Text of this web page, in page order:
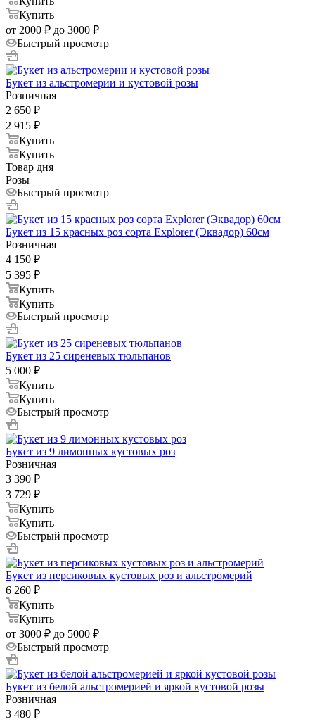
Купить
от 2000 ₽ до 3000 ₽
Быстрый просмотр
Букет из альстромерии и кустовой розы
Розничная
2 650 ₽
2 915 ₽
Купить
Купить
Товар дня
Розы
Быстрый просмотр
Букет из 15 красных роз сорта Explorer (Эквадор) 60см
Розничная
4 150 ₽
5 395 ₽
Купить
Купить
Быстрый просмотр
Букет из 25 сиреневых тюльпанов
5 000 ₽
Купить
Купить
Быстрый просмотр
Букет из 9 лимонных кустовых роз
Розничная
3 390 ₽
3 729 ₽
Купить
Купить
Быстрый просмотр
Букет из персиковых кустовых роз и альстромерий
6 260 ₽
Купить
Купить
от 3000 ₽ до 5000 ₽
Быстрый просмотр
Букет из белой альстромерией и яркой кустовой розы
Розничная
3 480 ₽